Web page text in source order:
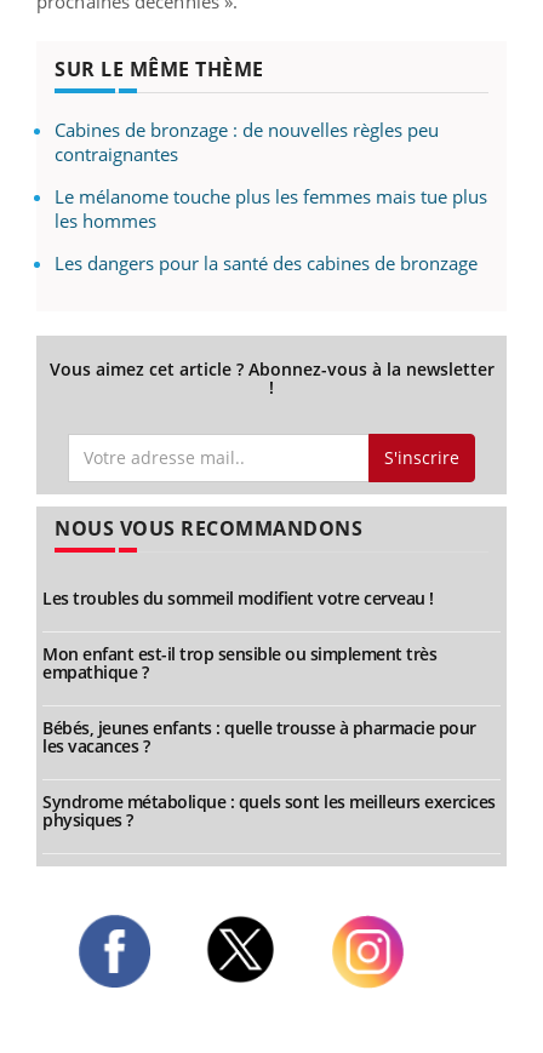
SUR LE MÊME THÈME
Cabines de bronzage : de nouvelles règles peu
contraignantes
Le mélanome touche plus les femmes mais tue plus
les hommes
Les dangers pour la santé des cabines de bronzage
Vous aimez cet article ? Abonnez-vous à la newsletter
!
S'inscrire
NOUS VOUS RECOMMANDONS
Les troubles du sommeil modifient votre cerveau !
Mon enfant est-il trop sensible ou simplement très
empathique ?
Bébés, jeunes enfants : quelle trousse à pharmacie pour
les vacances ?
Syndrome métabolique : quels sont les meilleurs exercices
physiques ?